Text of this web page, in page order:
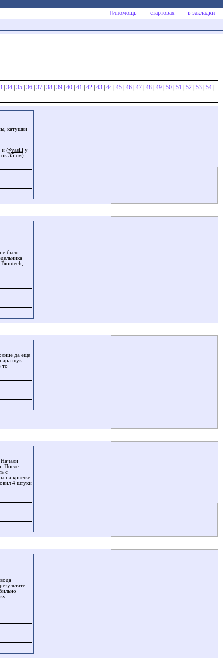
помощь стартовая в закладки
| 34 | 35 | 36 | 37 | 38 | 39 | 40 | 41 | 42 | 43 | 44 | 45 | 46 | 47 | 48 | 49 | 50 | 51 | 52 | 53 | 54 |
катушки
и @vasili у
ок 35 см) -
было.
да еще
щук -
то
Начали
После
с
на крючке.
4 штуки